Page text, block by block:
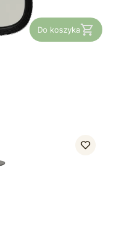
Do koszyka